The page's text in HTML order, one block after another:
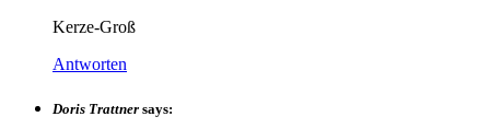
Kerze-Groß
Antworten
Doris Trattner says: